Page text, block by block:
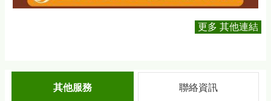
更多 其他連結
其他服務 聯絡資訊